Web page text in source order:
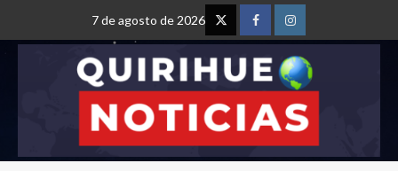
7 de agosto de 2026